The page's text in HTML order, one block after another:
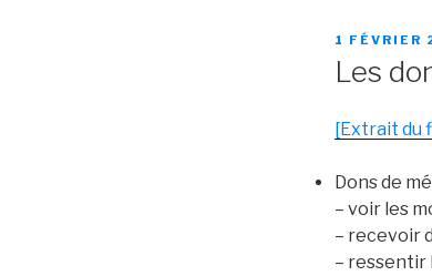
PUBLIÉ
LE
1 FÉVRIER
Les
[Extrait du
Dons de
– voir les
– recevoir
– ressentir